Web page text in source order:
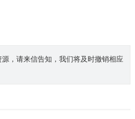
，请来信告知，我们将及时撤销相应